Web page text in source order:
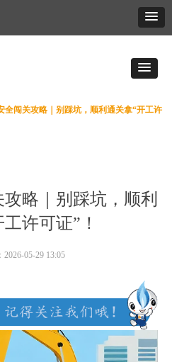
全闯关攻略｜别踩坑，顺利通关拿“开工许
略｜别踩坑，顺利
许可证”！
2026-05-29 13:05